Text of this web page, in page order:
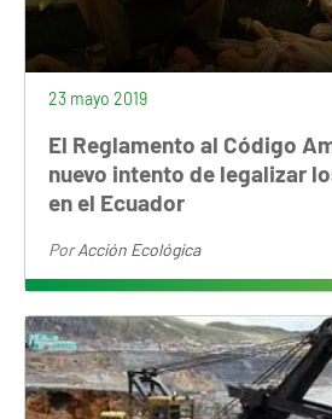
23 mayo 2019
El Reglamento al Código
nuevo intento de legalizar
en el Ecuador
PorAcción Ecológica